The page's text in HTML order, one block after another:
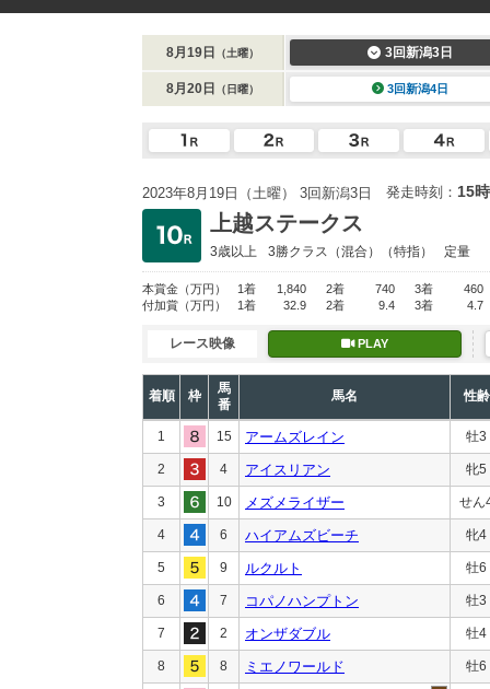
8月19日 （土曜） 3回新潟3日
8月20日 （日曜） 3回新潟4日
2023年8月19日（土曜） 3回新潟3日 発走時刻： 15
上越ステークス
3歳以上 3勝クラス （混合）（特指） 定量
本賞金 （万円） 1着 1,840 2着 740 3着
460
付加賞 （万円） 1着 32.9 2着 9.4 3着 4.7
レース映像 PLAY
着順 枠
馬
番
馬名 性齢
1 15 アームズレイン 牡3
2 4 アイスリアン 牝5
3 10 メズメライザー せん
4 6 ハイアムズビーチ 牝4
5 9 ルクルト 牡6
6 7 コパノハンプトン 牡3
7 2 オンザダブル 牡4
8 8 ミエノワールド 牡6